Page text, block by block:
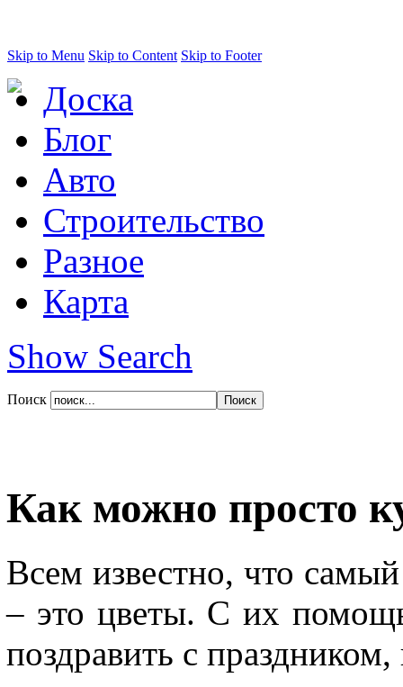
Skip to Menu Skip to Content Skip to Footer
Доска
Блог
Авто
Строительство
Разное
Карта
Show Search
Поиск
Как можно просто
Всем известно, что
– это цветы. С их
поздравить с